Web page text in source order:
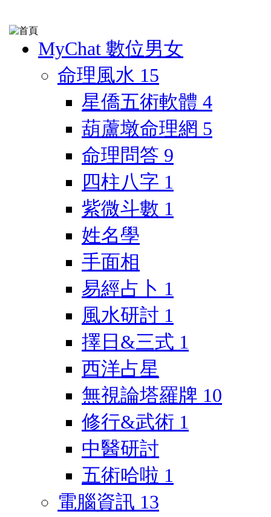
MyChat 數位男女
命理風水 15
星僑五術軟體 4
葫蘆墩命理網 5
命理問答 9
四柱八字 1
紫微斗數 1
姓名學
手面相
易經占卜 1
風水研討 1
擇日&三式 1
西洋占星
無視論塔羅牌 10
修行&武術 1
中醫研討
五術哈啦 1
電腦資訊 13